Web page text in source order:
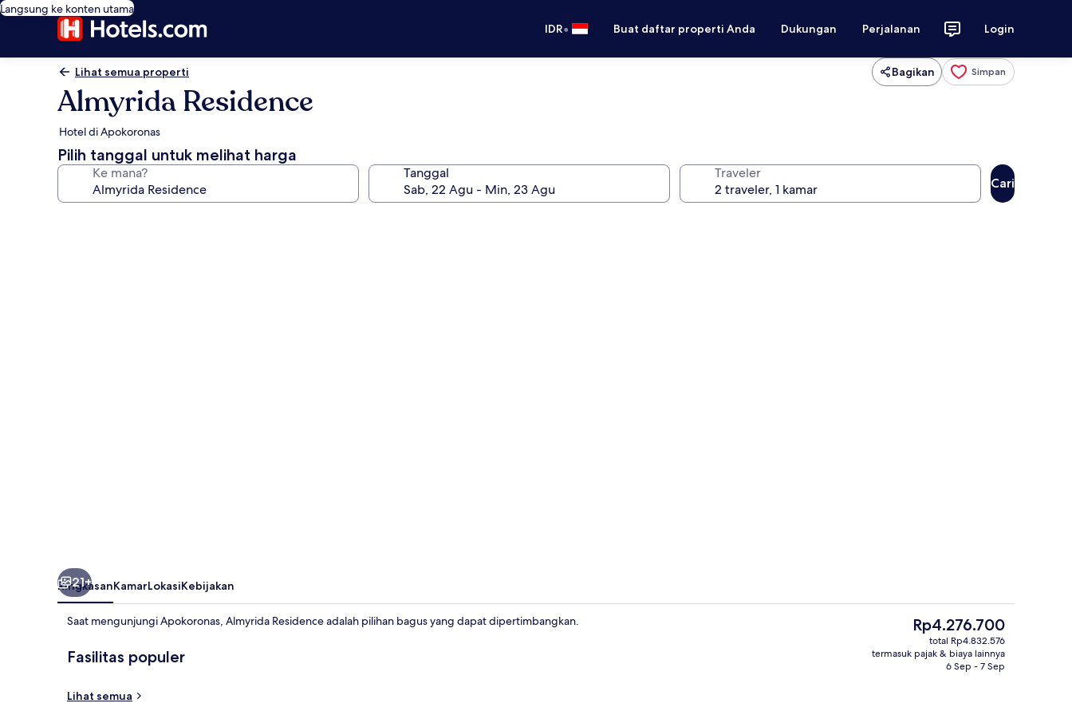
Langsung ke konten utama
IDR• Buat daftar properti Anda Dukungan Perjalanan Login
Lihat semua properti Bagikan Simpan
Almyrida Residence
Hotel di Apokoronas
Pilih tanggal untuk melihat harga
Ke mana? Tanggal Traveler
Cari
21+
RingkasanKamarLokasiKebijakan
Saat mengunjungi Apokoronas, Almyrida Residence adalah pilihan bagus yang dapat dipertimbangkan.
Fasilitas populer
Lihat semua
Harga
saat
ini
Rp4.276.700
Rp4.276.700
total Rp4.832.576
termasuk pajak & biaya lainnya
6 Sep - 7 Sep